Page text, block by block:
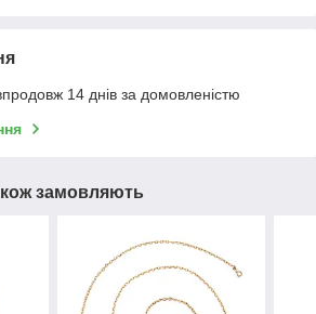
14 днів за домовленістю
замовляють